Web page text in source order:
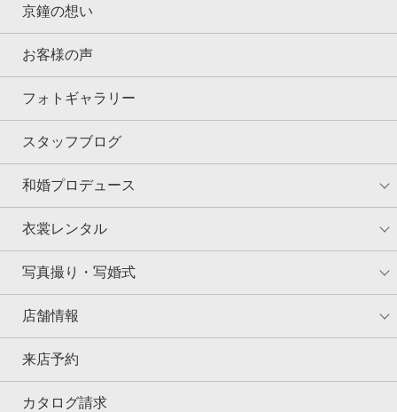
京鐘の想い
お客様の声
フォトギャラリー
スタッフブログ
和婚プロデュース
衣裳レンタル
写真撮り・写婚式
店舗情報
来店予約
カタログ請求